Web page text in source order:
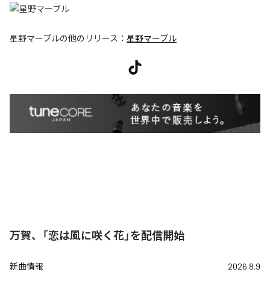
星野マーブルの他のリリース： 星野マーブル
万賀、「恋は風に咲く花」を配信開始
新曲情報 2026.8.9